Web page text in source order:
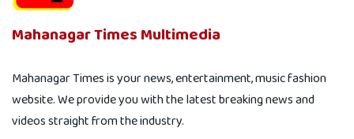
Mahanagar Times Multimedia
Mahanagar Times is your news, entertainment, music fashion
website. We provide you with the latest breaking news and
videos straight from the industry.